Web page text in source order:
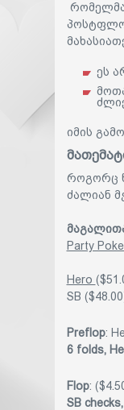
ეს
იმის
როგორც
ძალიან
Party
Hero
SB
Preflop:
6 folds,
Flop:
SB